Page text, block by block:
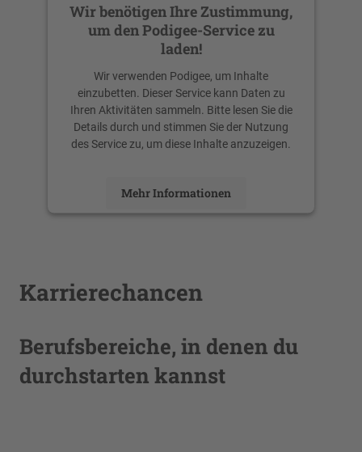
Wir benötigen Ihre Zustimmung,
um den Podigee-Service zu
laden!
Wir verwenden Podigee, um Inhalte
einzubetten. Dieser Service kann Daten zu
Ihren Aktivitäten sammeln. Bitte lesen Sie die
Details durch und stimmen Sie der Nutzung
des Service zu, um diese Inhalte anzuzeigen.
Mehr Informationen
Management Platform
Karrierechancen
Berufsbereiche, in denen du
durchstarten kannst